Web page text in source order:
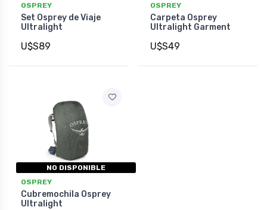
OSPREY
Set Osprey de Viaje
Ultralight
U$S89
OSPREY
Carpeta Osprey
Ultralight Garment
U$S49
NO DISPONIBLE
OSPREY
Cubremochila Osprey
Ultralight